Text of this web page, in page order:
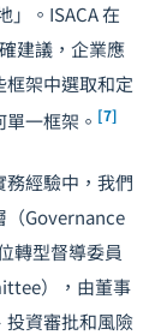
」。ISACA 在
建議，企業應
架中選取和定
一框架。 [7]
經驗中，我們
（Governance
轉型督導委員
），由董事
投資審批和風險